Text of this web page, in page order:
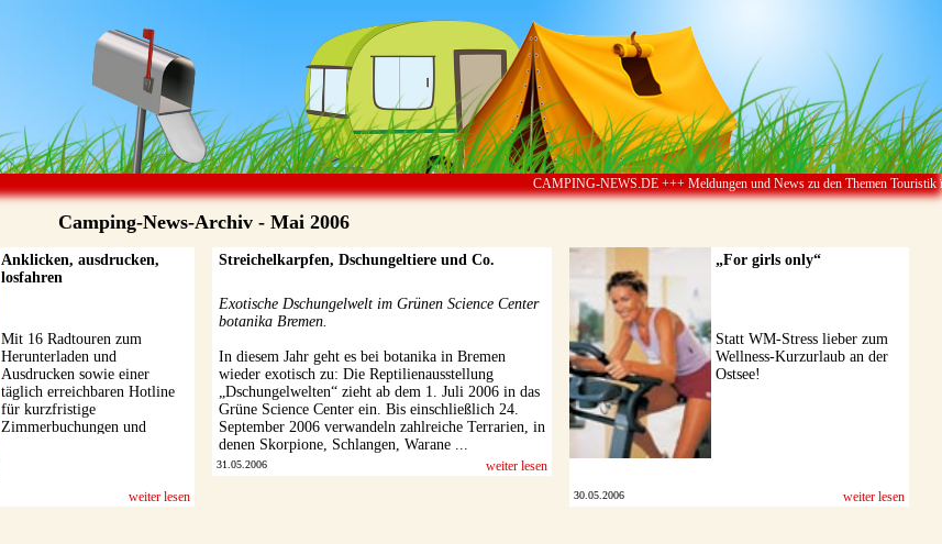
CAMPING-NEWS.DE +++ Meldungen und News zu den Themen Touristik ï¿½ Camping &
Camping-News-Archiv - Mai 2006
Anklicken, ausdrucken,
losfahren
Mit 16 Radtouren zum
Herunterladen und
Ausdrucken sowie einer
täglich erreichbaren Hotline
für kurzfristige
Zimmerbuchungen und
weiter lesen
Streichelkarpfen, Dschungeltiere und Co.
Exotische Dschungelwelt im Grünen Science Center
botanika Bremen.
In diesem Jahr geht es bei botanika in Bremen
wieder exotisch zu: Die Reptilienausstellung
„Dschungelwelten“ zieht ab dem 1. Juli 2006 in das
Grüne Science Center ein. Bis einschließlich 24.
September 2006 verwandeln zahlreiche Terrarien, in
denen Skorpione, Schlangen, Warane ...
31.05.2006 weiter lesen
„For girls only“
Statt WM-Stress lieber zum
Wellness-Kurzurlaub an der
Ostsee!
30.05.2006 weiter lesen